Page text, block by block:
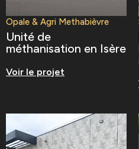
Opale & Agri Methabièvre
Unité de
méthanisation en Isère
Voir le projet